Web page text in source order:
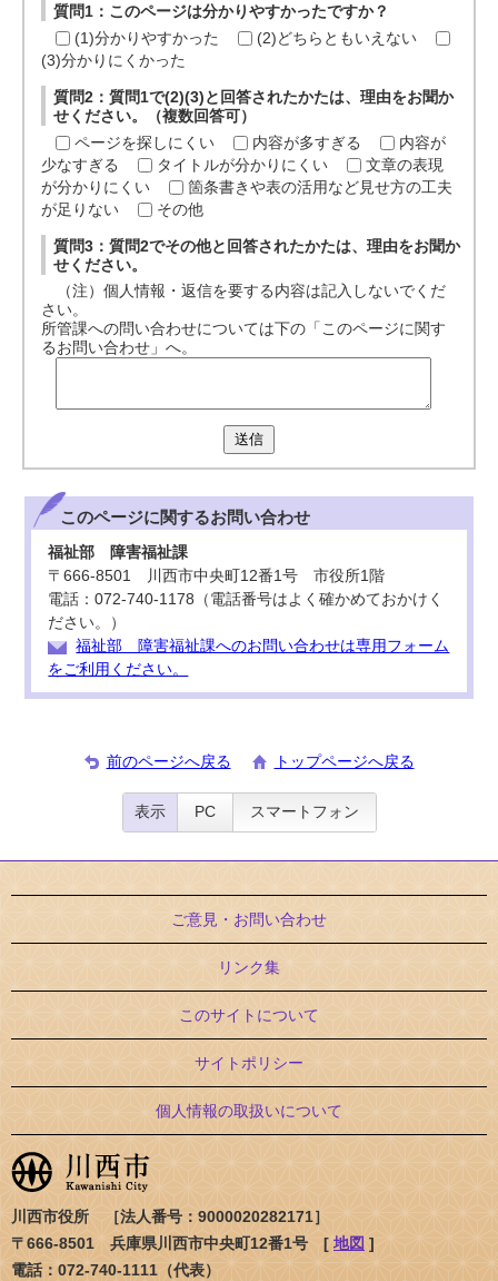
質問1：このページは分かりやすかったですか？
(1)分かりやすかった
(2)どちらともいえない
(3)分かりにくかった
質問2：質問1で(2)(3)と回答されたかたは、理由をお聞か
せください。（複数回答可）
ページを探しにくい
内容が多すぎる
内容が
少なすぎる
タイトルが分かりにくい
文章の表現
が分かりにくい
箇条書きや表の活用など見せ方の工夫
が足りない
その他
質問3：質問2でその他と回答されたかたは、理由をお聞か
せください。
（注）個人情報・返信を要する内容は記入しないでくだ
さい。
所管課への問い合わせについては下の「このページに関す
るお問い合わせ」へ。
送信
このページに関するお問い合わせ
福祉部 障害福祉課
〒666-8501 川西市中央町12番1号 市役所1階
電話：072-740-1178（電話番号はよく確かめておかけく
ださい。）
福祉部 障害福祉課へのお問い合わせは専用フォーム
をご利用ください。
前のページへ戻る トップページへ戻る
表示 PC スマートフォン
ご意見・お問い合わせ
リンク集
このサイトについて
サイトポリシー
個人情報の取扱いについて
川西市役所 ［法人番号：9000020282171］
〒666-8501 兵庫県川西市中央町12番1号 [ 地図 ]
電話：072-740-1111（代表）